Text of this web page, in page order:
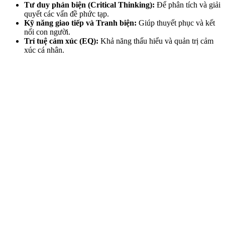
Tư duy phản biện (Critical Thinking): Để phân tích và giải
quyết các vấn đề phức tạp.
Kỹ năng giao tiếp và Tranh biện: Giúp thuyết phục và kết
nối con người.
Trí tuệ cảm xúc (EQ): Khả năng thấu hiểu và quản trị cảm
xúc cá nhân.